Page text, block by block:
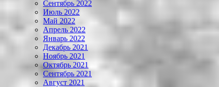
Сентябрь 2022
Июль 2022
Май 2022
Апрель 2022
Январь 2022
Декабрь 2021
Ноябрь 2021
Октябрь 2021
Сентябрь 2021
Август 2021